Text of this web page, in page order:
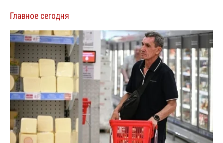
Главное сегодня